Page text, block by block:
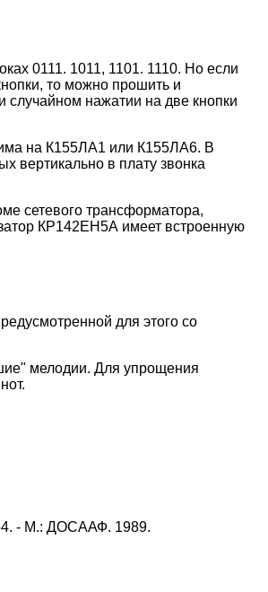
0111. 1011, 1101. 1110. Но если
то можно прошить и
случайном нажатии на две кнопки
на К155ЛА1 или К155ЛА6. В
вертикально в плату звонка
сетевого трансформатора,
КР142ЕН5А имеет встроенную
для этого со
мелодии. Для упрощения
- М.: ДОСААФ. 1989.